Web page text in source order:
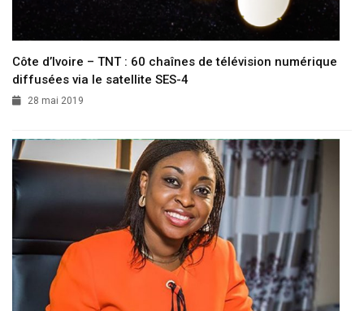
Côte d’Ivoire – TNT : 60 chaînes de télévision numérique
diffusées via le satellite SES-4
28 mai 2019